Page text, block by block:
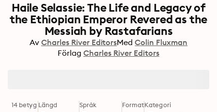
Haile Selassie: The Life and Legacy of
the Ethiopian Emperor Revered as the
Messiah by Rastafarians
Av Charles River EditorsMed Colin Fluxman
Förlag Charles River Editors
14 betyg Längd Språk FormatKategori